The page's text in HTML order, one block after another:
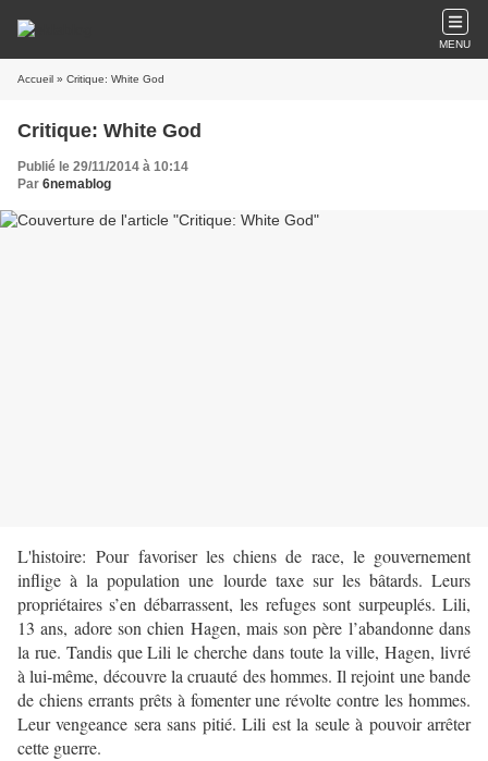
MENU
Accueil » Critique: White God
Critique: White God
Publié le 29/11/2014 à 10:14
Par 6nemablog
L'histoire: Pour favoriser les chiens de race, le gouvernement
inflige à la population une lourde taxe sur les bâtards. Leurs
propriétaires s’en débarrassent, les refuges sont surpeuplés. Lili,
13 ans, adore son chien Hagen, mais son père l’abandonne dans
la rue. Tandis que Lili le cherche dans toute la ville, Hagen, livré
à lui-même, découvre la cruauté des hommes. Il rejoint une bande
de chiens errants prêts à fomenter une révolte contre les hommes.
Leur vengeance sera sans pitié. Lili est la seule à pouvoir arrêter
cette guerre.